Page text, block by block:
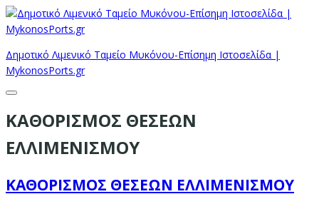
Δημοτικό Λιμενικό Ταμείο Μυκόνου-Επίσημη Ιστοσελίδα |
MykonosPorts.gr
ΚΑΘΟΡΙΣΜΟΣ ΘΕΣΕΩΝ
ΕΛΛΙΜΕΝΙΣΜΟΥ
ΚΑΘΟΡΙΣΜΟΣ ΘΕΣΕΩΝ ΕΛΛΙΜΕΝΙΣΜΟΥ